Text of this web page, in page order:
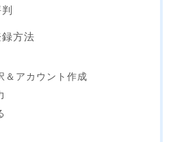
録方法
＆アカウント作成